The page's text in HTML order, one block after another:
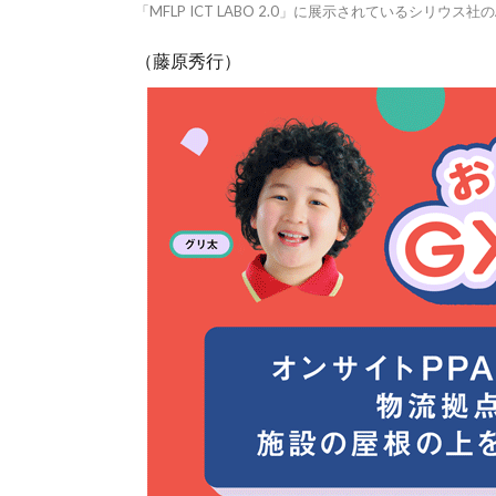
「MFLP ICT LABO 2.0」に展示されているシリウス社
（藤原秀行）